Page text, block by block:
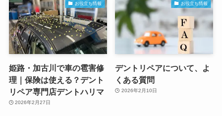
お役立ち情報
姫路・加古川で車の雹害修
理｜保険は使える？デント
リペア専門店デントハリマ
2026年2月27日
お役立ち情報
デントリペアについて、よ
くある質問
2026年2月10日